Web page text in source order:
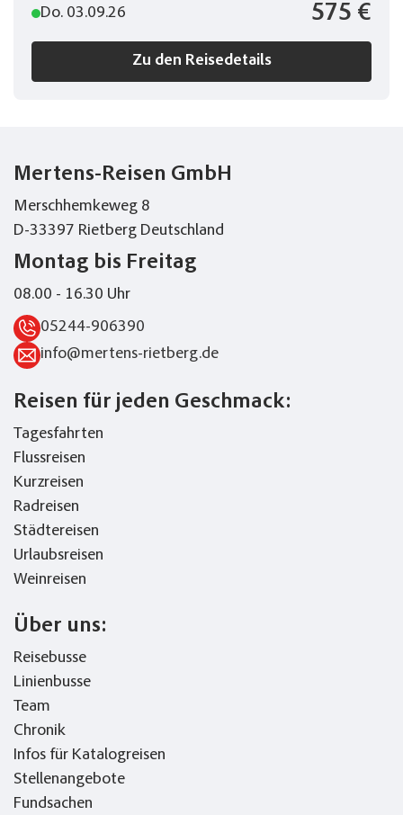
Do. 03.09.26 575 €
Zu den Reisedetails
Mertens-Reisen GmbH
Merschhemkeweg 8
D-33397 Rietberg Deutschland
Montag bis Freitag
08.00 - 16.30 Uhr
05244-906390
info@mertens-rietberg.de
Reisen für jeden Geschmack:
Tagesfahrten
Flussreisen
Kurzreisen
Radreisen
Städtereisen
Urlaubsreisen
Weinreisen
Über uns:
Reisebusse
Linienbusse
Team
Chronik
Infos für Katalogreisen
Stellenangebote
Fundsachen